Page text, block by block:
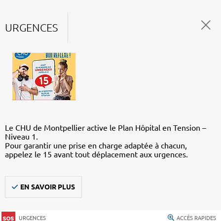
URGENCES
Le CHU de Montpellier active le Plan Hôpital en Tension –
Niveau 1.
Pour garantir une prise en charge adaptée à chacun,
appelez le 15 avant tout déplacement aux urgences.
EN SAVOIR PLUS
URGENCES ACCÈS RAPIDES